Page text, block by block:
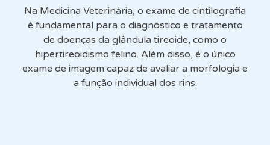
Na Medicina Veterinária, o exame de cintilografia
é fundamental para o diagnóstico e tratamento
de doenças da glândula tireoide, como o
hipertireoidismo felino. Além disso, é o único
exame de imagem capaz de avaliar a morfologia e
a função individual dos rins.